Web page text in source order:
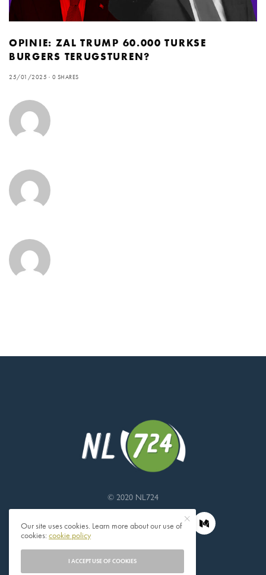
OPINIE: ZAL TRUMP 60.000 TURKSE
BURGERS TERUGSTUREN?
25/01/2025 0 SHARES
© 2020 NL724
Our site uses cookies. Learn more about our use of
cookies:cookie policy
I ACCEPT USE OF COOKIES